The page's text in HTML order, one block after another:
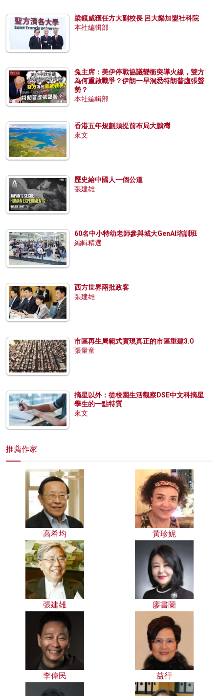
梁鏡威獲任方大副校長 呂大樂加盟社科院
本社編輯部
兔主席：美伊停戰協議變衝突導火線，雙方
為何重啟戰爭？伊朗一早洞悉特朗普虛張聲
勢？
本社編輯部
香港五年規劃須提前布局大鵬灣
來文
歷史給中國人一個公道
張建雄
60名中小特幼老師參與城大GenAI培訓班
編輯精選
西方世界兩批政客
張建雄
市區再生局範式實現真正的市區重建3.0
張量童
摘星以外：從校園生活觀察DSE中文科摘星
學生的一點特質
來文
推薦作家
高希均 黃珍妮
張建雄 廖書蘭
李偉民 益行